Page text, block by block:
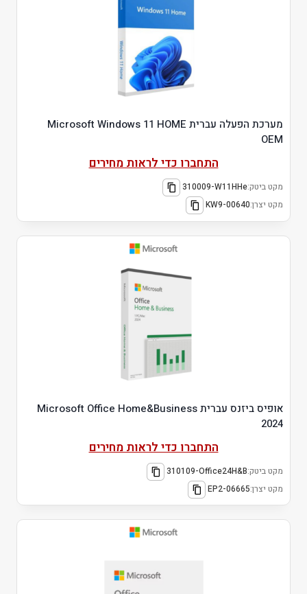
מערכת הפעלה עברית Microsoft Windows 11 HOME
OEM
התחברו כדי לראות מחירים
מקט ביטק:310009-W11HHe
מקט יצרן:KW9-00640
אופיס ביזנס עברית Microsoft Office Home&Business
2024
התחברו כדי לראות מחירים
מקט ביטק:310109-Office24H&B
מקט יצרן:EP2-06665